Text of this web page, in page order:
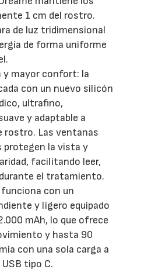
1 cm del rostro.
de luz tridimensional
de forma uniforme
y mayor confort: la
con un nuevo silicón
ultrafino,
y adaptable a
rostro. Las ventanas
protegen la vista y
facilitando leer,
el tratamiento.
con un
y ligero equipado
mAh, lo que ofrece
y hasta 90
con una sola carga a
tipo C.